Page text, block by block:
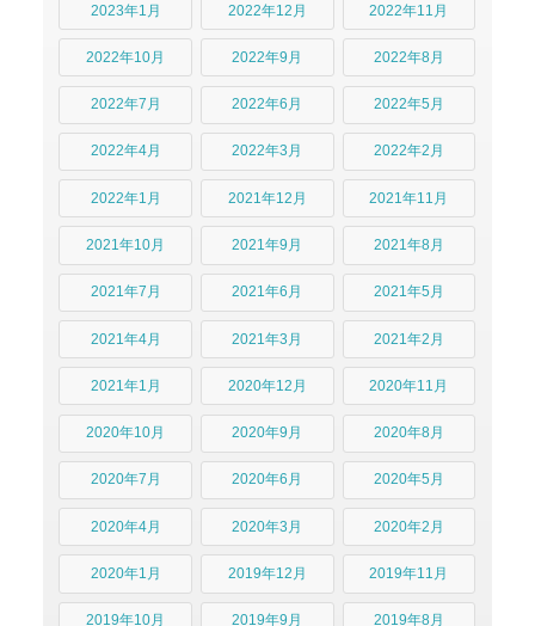
2023年1月 2022年12月 2022年11月
2022年10月 2022年9月 2022年8月
2022年7月 2022年6月 2022年5月
2022年4月 2022年3月 2022年2月
2022年1月 2021年12月 2021年11月
2021年10月 2021年9月 2021年8月
2021年7月 2021年6月 2021年5月
2021年4月 2021年3月 2021年2月
2021年1月 2020年12月 2020年11月
2020年10月 2020年9月 2020年8月
2020年7月 2020年6月 2020年5月
2020年4月 2020年3月 2020年2月
2020年1月 2019年12月 2019年11月
2019年10月 2019年9月 2019年8月